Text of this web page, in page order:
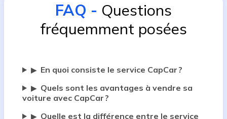
FAQ - Questions
fréquemment posées
▶ En quoi consiste le service CapCar ?
▶ Quels sont les avantages à vendre sa
voiture avec CapCar ?
▶ Quelle est la différence entre le service